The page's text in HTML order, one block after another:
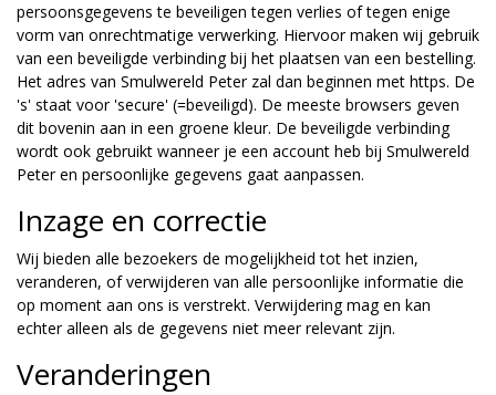
persoonsgegevens te beveiligen tegen verlies of tegen enige
vorm van onrechtmatige verwerking. Hiervoor maken wij gebruik
van een beveiligde verbinding bij het plaatsen van een bestelling.
Het adres van Smulwereld Peter zal dan beginnen met https. De
's' staat voor 'secure' (=beveiligd). De meeste browsers geven
dit bovenin aan in een groene kleur. De beveiligde verbinding
wordt ook gebruikt wanneer je een account heb bij Smulwereld
Peter en persoonlijke gegevens gaat aanpassen.
Inzage en correctie
Wij bieden alle bezoekers de mogelijkheid tot het inzien,
veranderen, of verwijderen van alle persoonlijke informatie die
op moment aan ons is verstrekt. Verwijdering mag en kan
echter alleen als de gegevens niet meer relevant zijn.
Veranderingen